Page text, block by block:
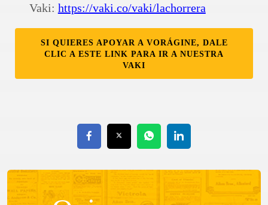
Vaki: https://vaki.co/vaki/lachorrera
SI QUIERES APOYAR A VORÁGINE, DALE
CLIC A ESTE LINK PARA IR A NUESTRA
VAKI